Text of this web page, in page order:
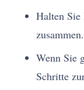
Halten Sie
zusammen.
Wenn Sie
Schritte